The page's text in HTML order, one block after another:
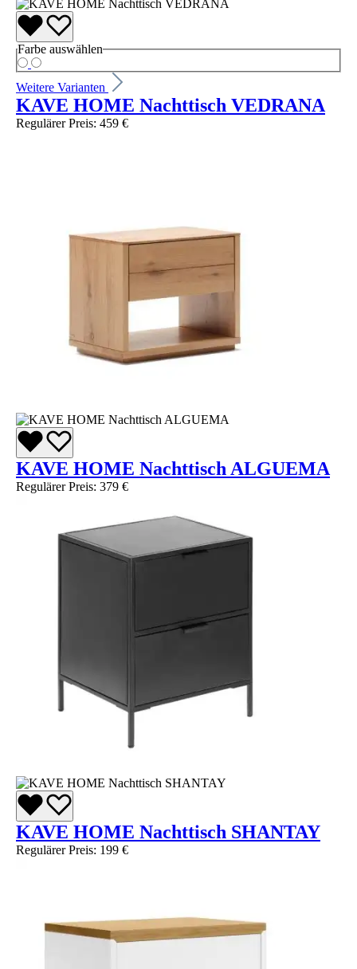
Farbe auswählen
Weitere Varianten
KAVE HOME Nachttisch VEDRANA
Regulärer Preis: 459 €
KAVE HOME Nachttisch ALGUEMA
Regulärer Preis: 379 €
KAVE HOME Nachttisch SHANTAY
Regulärer Preis: 199 €